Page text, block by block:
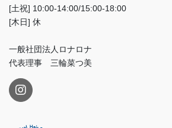
[土祝] 10:00-14:00/15:00-18:00
[木日] 休
一般社団法人ロナロナ
代表理事 三輪菜つ美